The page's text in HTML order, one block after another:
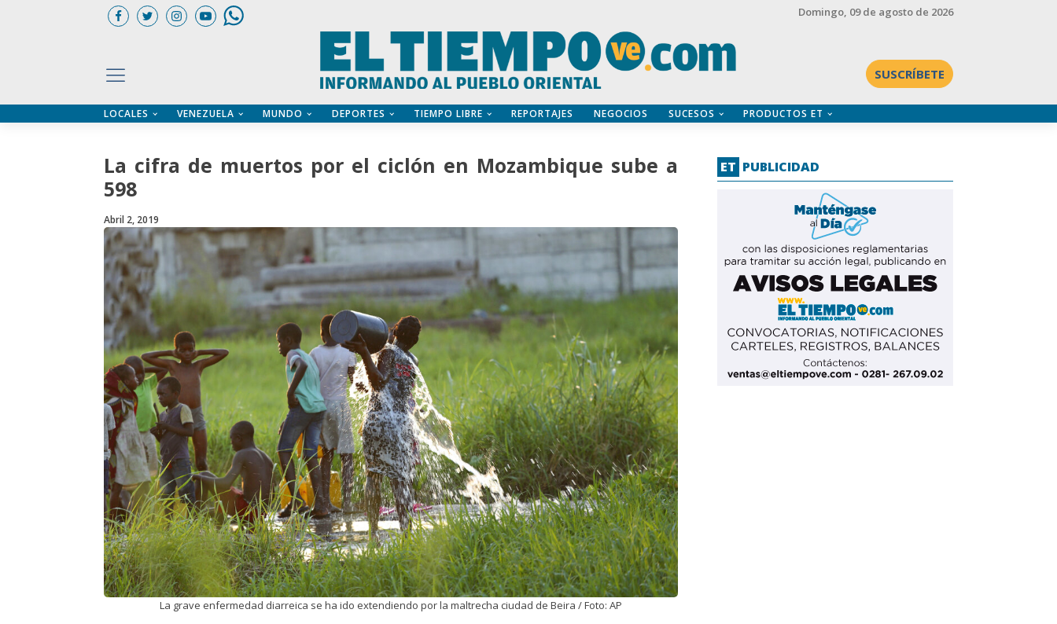
Domingo, 09 de agosto de 2026
SUSCRÍBETE
LOCALES VENEZUELA MUNDO DEPORTES TIEMPO LIBRE REPORTAJES NEGOCIOS SUCESOS PRODUCTOS ET
La cifra de muertos por el ciclón en Mozambique sube a
598
Abril 2, 2019
La grave enfermedad diarreica se ha ido extendiendo por la maltrecha ciudad de Beira / Foto: AP
ET PUBLICIDAD